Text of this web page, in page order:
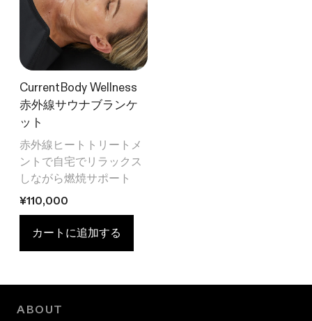
CurrentBody Wellness
赤外線サウナブランケ
ット
赤外線ヒートトリートメ
ントで自宅でリラックス
しながら燃焼サポート
通常価格
¥110,000
カートに追加する
ABOUT